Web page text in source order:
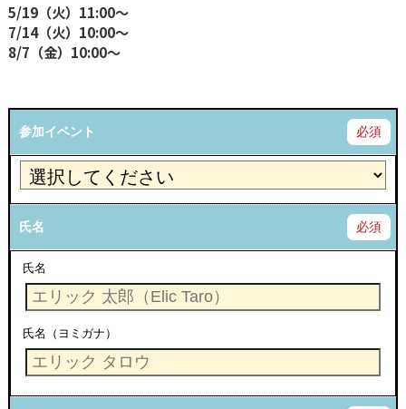
5/19（火）11:00〜
7/14（火）10:00〜
8/7（金）10:00〜
参加イベント 必須
氏名 必須
氏名
氏名（ヨミガナ）